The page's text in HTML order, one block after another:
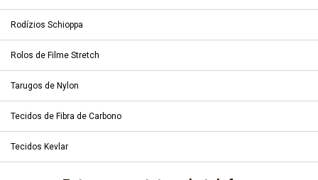
Rodízios Schioppa
Rolos de Filme Stretch
Tarugos de Nylon
Tecidos de Fibra de Carbono
Tecidos Kevlar